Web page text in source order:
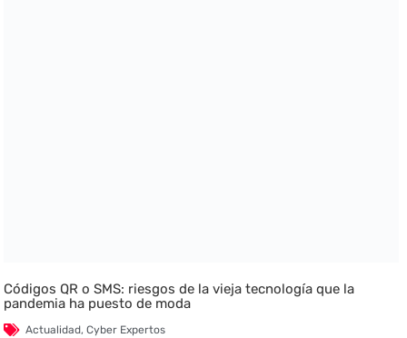
Códigos QR o SMS: riesgos de la vieja tecnología que la
pandemia ha puesto de moda
Actualidad,Cyber Expertos